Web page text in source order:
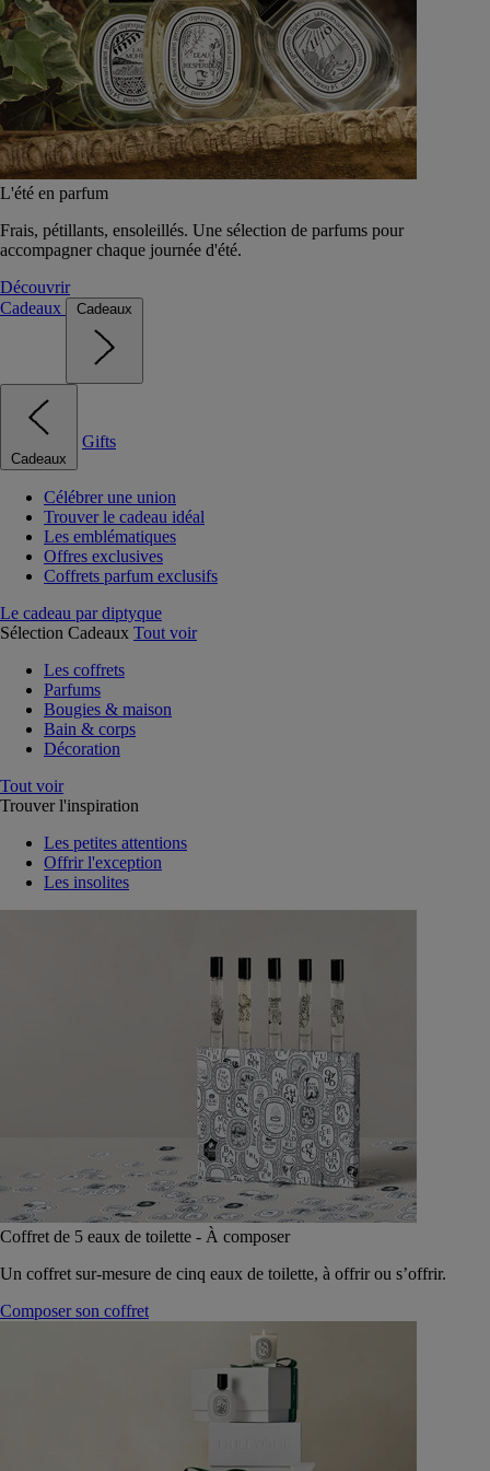
L'été en parfum
Frais, pétillants, ensoleillés. Une sélection de parfums pour
accompagner chaque journée d'été.
Découvrir
Cadeaux
Cadeaux
Cadeaux
Gifts
Célébrer une union
Trouver le cadeau idéal
Les emblématiques
Offres exclusives
Coffrets parfum exclusifs
Le cadeau par diptyque
Sélection Cadeaux Tout voir
Les coffrets
Parfums
Bougies & maison
Bain & corps
Décoration
Tout voir
Trouver l'inspiration
Les petites attentions
Offrir l'exception
Les insolites
Coffret de 5 eaux de toilette - À composer
Un coffret sur-mesure de cinq eaux de toilette, à offrir ou s’offrir.
Composer son coffret